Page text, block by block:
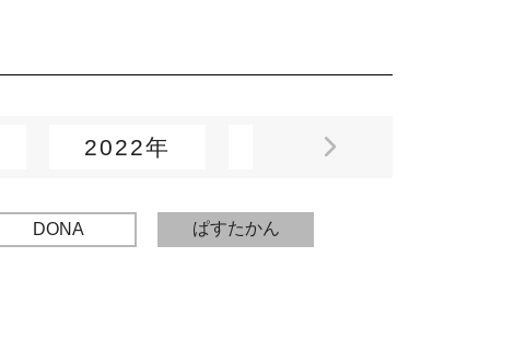
2022年 2021年
DONA ぱすたかん